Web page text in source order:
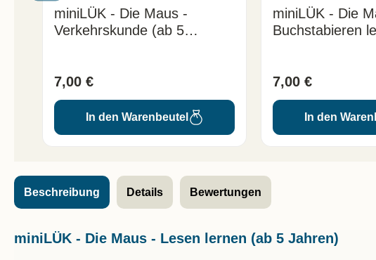
miniLÜK - Die Maus -
Verkehrskunde (ab 5
7,00 €
In den Warenbeutel
miniLÜK - Die
Buchstabieren
7,00 €
In den
Beschreibung Details Bewertungen
miniLÜK - Die Maus - Lesen lernen (ab 5 Jahren)